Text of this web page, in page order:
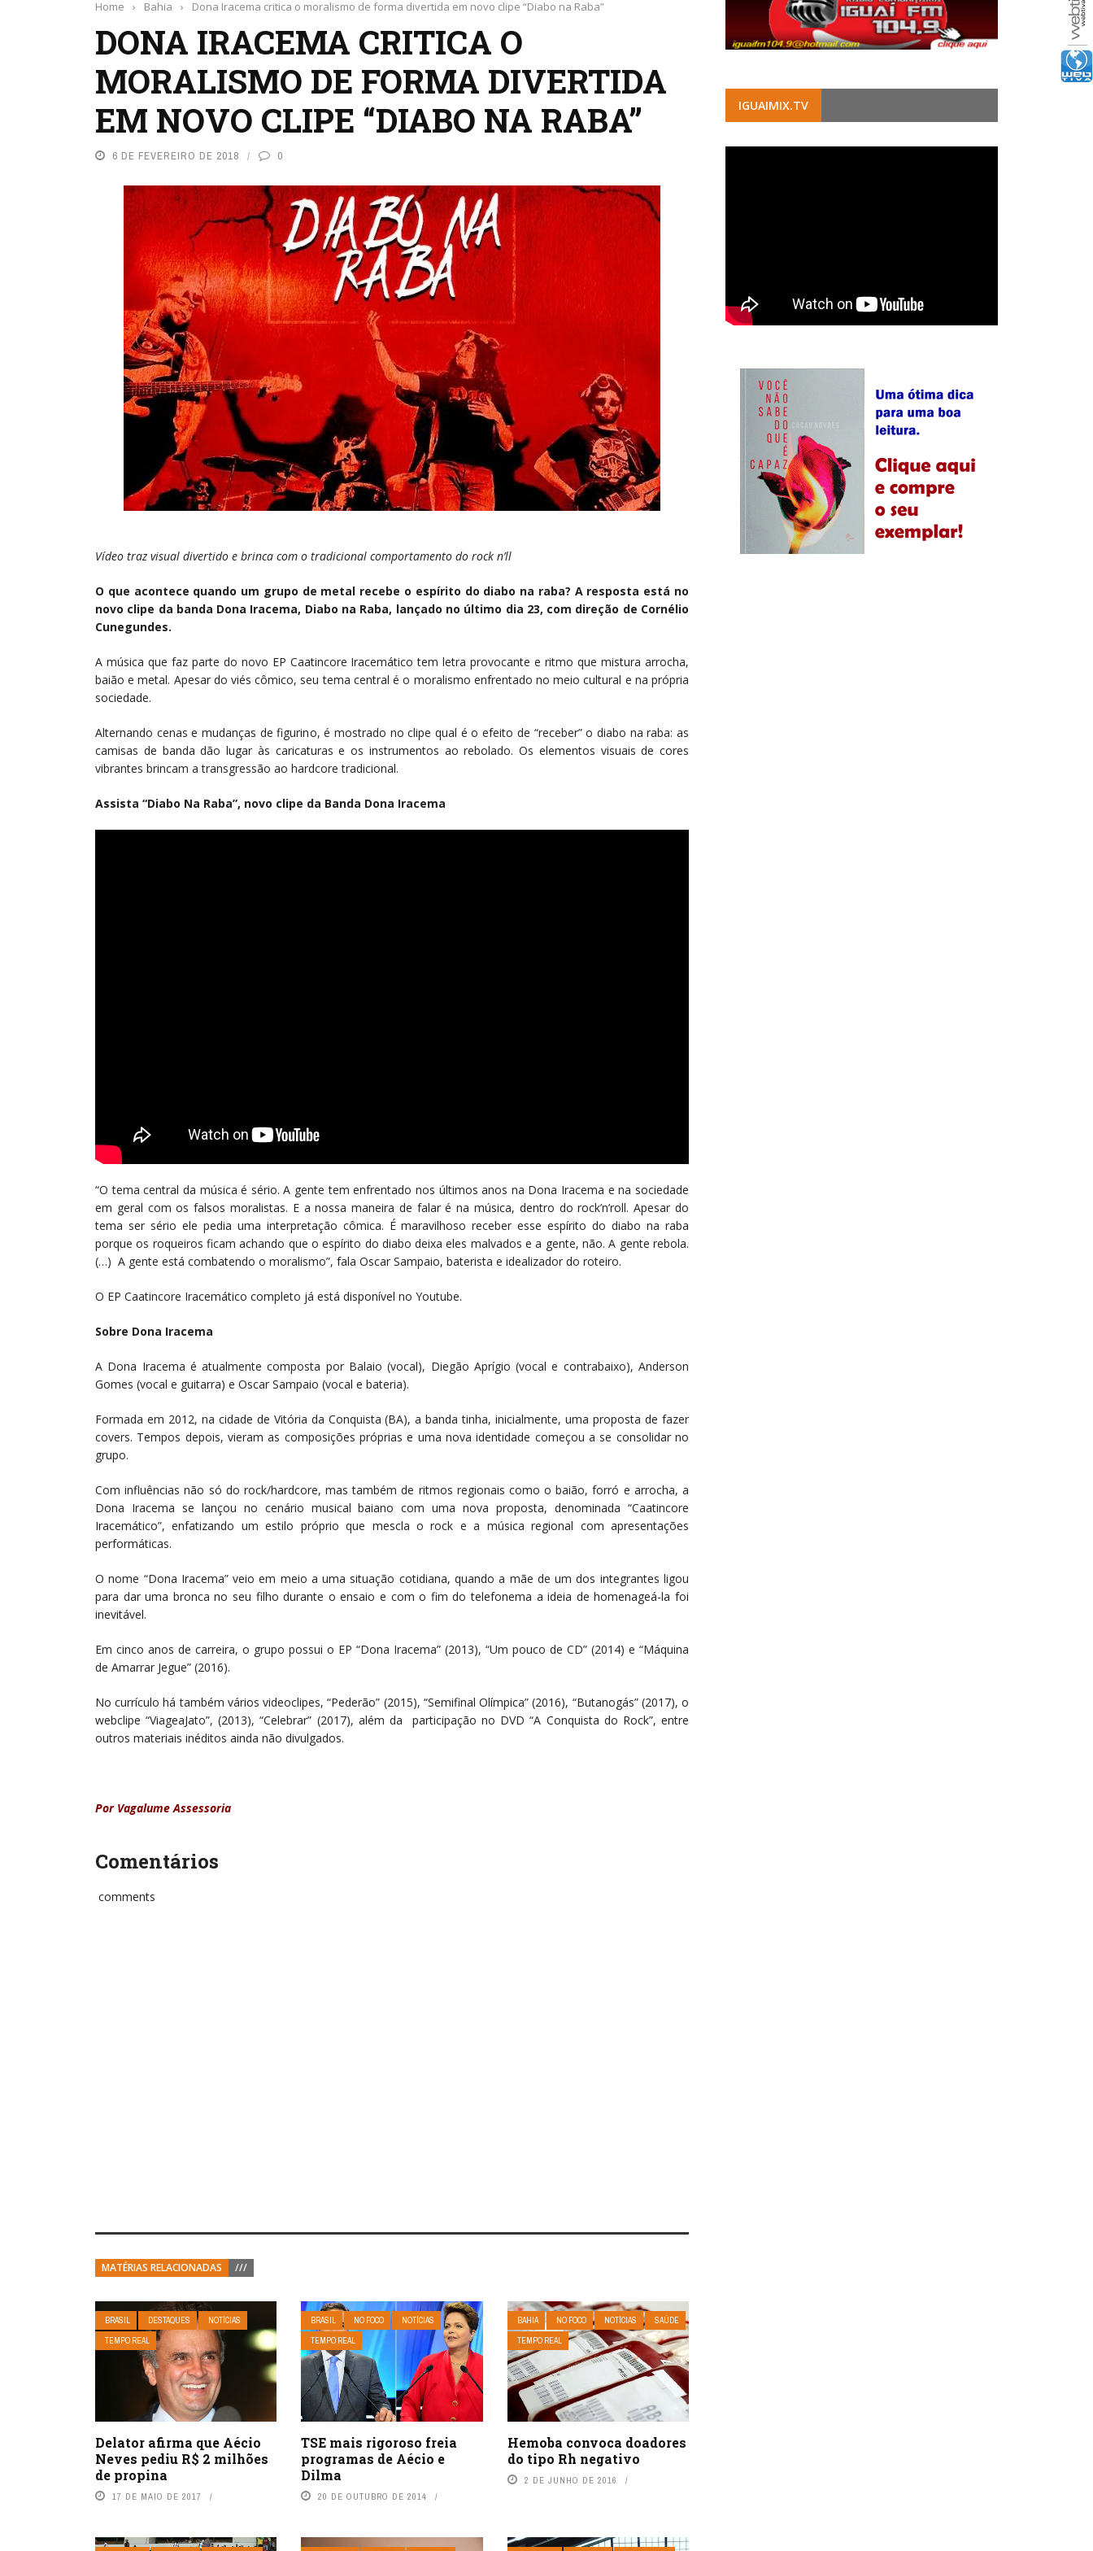
Home › Bahia › ​Dona Iracema critica o moralismo de forma divertida em novo clipe “Diabo na Raba”
​DONA IRACEMA CRITICA O
MORALISMO DE FORMA DIVERTIDA
EM NOVO CLIPE “DIABO NA RABA”
6 DE FEVEREIRO DE 2018 0
Vídeo traz visual divertido e brinca com o tradicional comportamento do rock n’ll
O que acontece quando um grupo de metal recebe o espírito do diabo na raba? A resposta está no
novo clipe da banda Dona Iracema, Diabo na Raba, lançado no último dia 23, com direção de Cornélio
Cunegundes.
A música que faz parte do novo EP Caatincore Iracemático tem letra provocante e ritmo que mistura arrocha,
baião e metal. Apesar do viés cômico, seu tema central é o moralismo enfrentado no meio cultural e na própria
sociedade.
Alternando cenas e mudanças de figurino, é mostrado no clipe qual é o efeito de “receber” o diabo na raba: as
camisas de banda dão lugar às caricaturas e os instrumentos ao rebolado. Os elementos visuais de cores
vibrantes brincam a transgressão ao hardcore tradicional.
Assista “Diabo Na Raba”, novo clipe da Banda Dona Iracema
“O tema central da música é sério. A gente tem enfrentado nos últimos anos na Dona Iracema e na sociedade
em geral com os falsos moralistas. E a nossa maneira de falar é na música, dentro do rock’n’roll. Apesar do
tema ser sério ele pedia uma interpretação cômica. É maravilhoso receber esse espírito do diabo na raba
porque os roqueiros ficam achando que o espírito do diabo deixa eles malvados e a gente, não. A gente rebola.
(…) A gente está combatendo o moralismo”, fala Oscar Sampaio, baterista e idealizador do roteiro.
O EP Caatincore Iracemático completo já está disponível no Youtube.
Sobre Dona Iracema
A Dona Iracema é atualmente composta por Balaio (vocal), Diegão Aprígio (vocal e contrabaixo), Anderson
Gomes (vocal e guitarra) e Oscar Sampaio (vocal e bateria).
Formada em 2012, na cidade de Vitória da Conquista (BA), a banda tinha, inicialmente, uma proposta de fazer
covers. Tempos depois, vieram as composições próprias e uma nova identidade começou a se consolidar no
grupo.
Com influências não só do rock/hardcore, mas também de ritmos regionais como o baião, forró e arrocha, a
Dona Iracema se lançou no cenário musical baiano com uma nova proposta, denominada “Caatincore
Iracemático”, enfatizando um estilo próprio que mescla o rock e a música regional com apresentações
performáticas.
O nome “Dona Iracema” veio em meio a uma situação cotidiana, quando a mãe de um dos integrantes ligou
para dar uma bronca no seu filho durante o ensaio e com o fim do telefonema a ideia de homenageá-la foi
inevitável.
Em cinco anos de carreira, o grupo possui o EP “Dona Iracema” (2013), “Um pouco de CD” (2014) e “Máquina
de Amarrar Jegue” (2016).
No currículo há também vários videoclipes, “Pederão” (2015), “Semifinal Olímpica” (2016), “Butanogás” (2017), o
webclipe “ViageaJato”, (2013), “Celebrar” (2017), além da participação no DVD “A Conquista do Rock”, entre
outros materiais inéditos ainda não divulgados.
Por Vagalume Assessoria
Comentários
comments
MATÉRIAS RELACIONADAS ///
BRASIL DESTAQUES
NOTÍCIAS
TEMPO REAL
Delator afirma que Aécio
Neves pediu R$ 2 milhões
de propina
17 DE MAIO DE 2017
BRASIL NO FOCO
NOTÍCIAS
TEMPO REAL
TSE mais rigoroso freia
programas de Aécio e
Dilma
20 DE OUTUBRO DE 2014
BAHIA NO FOCO NOTÍCIAS
SAÚDE
TEMPO REAL
Hemoba convoca doadores
do tipo Rh negativo
2 DE JUNHO DE 2016
IGUAIMIX.TV